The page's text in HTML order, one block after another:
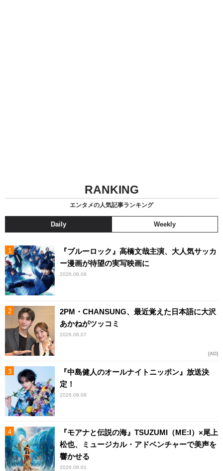
RANKING
エンタメの人気記事ランキング
Daily Weekly
『ブルーロック』高橋文哉主演、大人気サッカ
ー漫画が待望の実写映画に
2026.08.08
2PM・CHANSUNG、最近覚えた日本語に大沢
あかねがツッコミ
2026.08.07
AD
『中島健人のオールナイトニッポン』放送決
定！
2026.08.08
『モアナと伝説の海』TSUZUMI（ME:I）×尾上
松也、ミュージカル・アドベンチャーで美声を
響かせる
2026.08.01